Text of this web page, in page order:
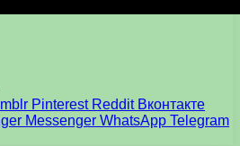
Pinterest Reddit Вконтакте
Messenger WhatsApp Telegram